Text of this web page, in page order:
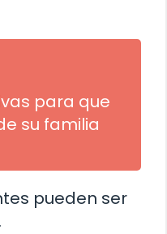
para que
su familia
pueden ser